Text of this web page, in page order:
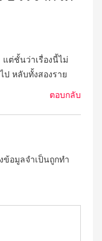
ต่ชั้นว่าเรื่องนี้ไม่
ป หลับทั้งสองราย
ตอบกลับ
ข้อมูลจำเป็นถูกทำ